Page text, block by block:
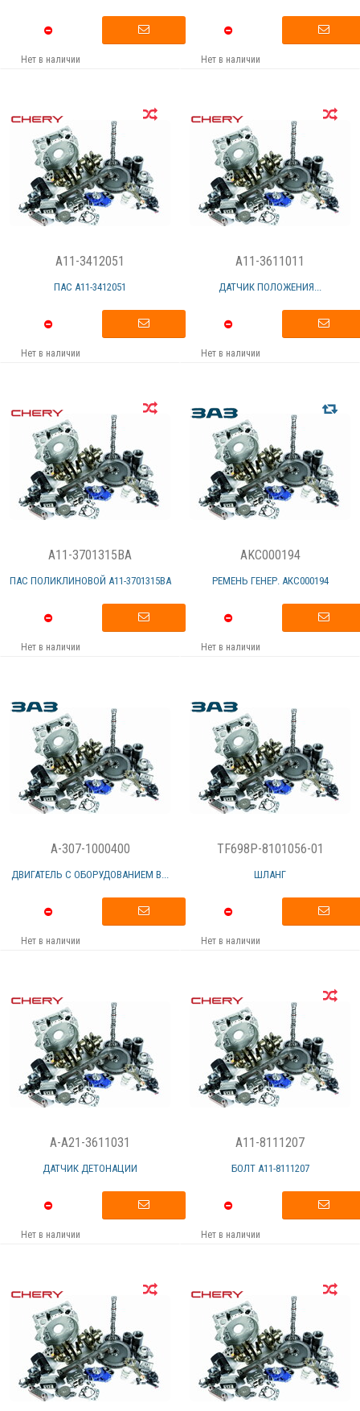
Нет в наличии Нет в наличии
A11-3412051
ПАС А11-3412051
Нет в наличии
A11-3611011
ДАТЧИК ПОЛОЖЕНИЯ...
Нет в наличии
A11-3701315BA
ПАС ПОЛИКЛИНОВОЙ А11-3701315ВА
Нет в наличии
AKC000194
РЕМЕНЬ ГЕНЕР. АКC000194
Нет в наличии
A-307-1000400
ДВИГАТЕЛЬ С ОБОРУДОВАНИЕМ В...
Нет в наличии
TF698P-8101056-01
ШЛАНГ
Нет в наличии
A-A21-3611031
ДАТЧИК ДЕТОНАЦИИ
Нет в наличии
A11-8111207
БОЛТ А11-8111207
Нет в наличии